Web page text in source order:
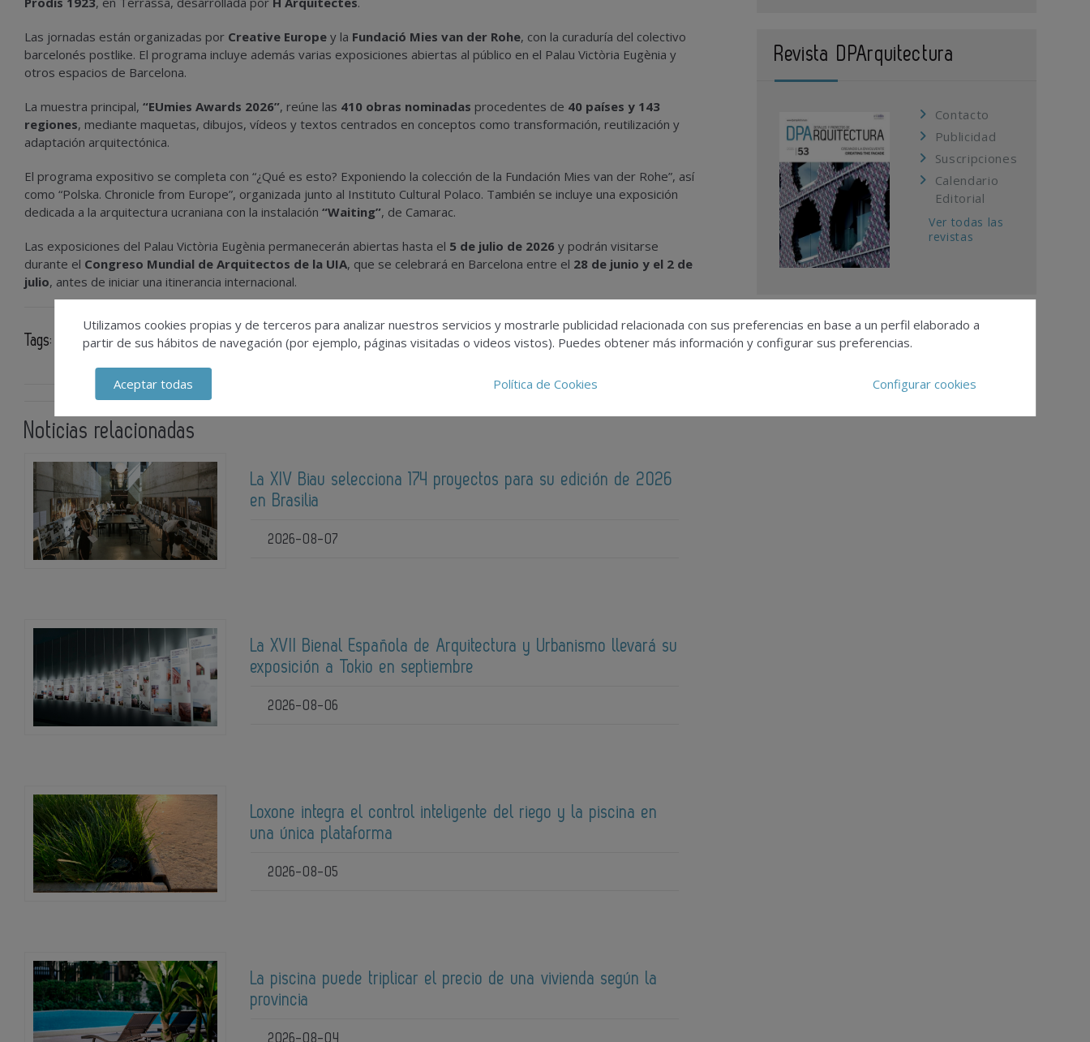
Las jornadas están organizadas por Creative Europe y la Fundació Mies van der Rohe, con la curaduría del colectivo
barcelonés postlike. El programa incluye además varias exposiciones abiertas al público en el Palau Victòria Eugènia y
otros espacios de Barcelona.
La muestra principal, “EUmies Awards 2026”, reúne las 410 obras nominadas procedentes de 40 países y 143
regiones, mediante maquetas, dibujos, vídeos y textos centrados en conceptos como transformación, reutilización y
adaptación arquitectónica.
El programa expositivo se completa con “¿Qué es esto? Exponiendo la colección de la Fundación Mies van der Rohe”, así
como “Polska. Chronicle from Europe”, organizada junto al Instituto Cultural Polaco. También se incluye una exposición
dedicada a la arquitectura ucraniana con la instalación “Waiting”, de Camarac.
Las exposiciones del Palau Victòria Eugènia permanecerán abiertas hasta el 5 de julio de 2026 y podrán visitarse
durante el Congreso Mundial de Arquitectos de la UIA, que se celebrará en Barcelona entre el 28 de junio y el 2 de
julio, antes de iniciar una itinerancia internacional.
Tags: Premios y Galardones
Noticias relacionadas
La XIV Biau selecciona 174 proyectos para su edición de 2026
en Brasilia
2026-08-07
La XVII Bienal Española de Arquitectura y Urbanismo llevará su
exposición a Tokio en septiembre
2026-08-06
Loxone integra el control inteligente del riego y la piscina en
una única plataforma
2026-08-05
La piscina puede triplicar el precio de una vivienda según la
provincia
2026-08-04
Revista DPArquitectura
Contacto
Publicidad
Suscripciones
Calendario
Editorial
Ver todas las
revistas
Utilizamos cookies propias y de terceros para analizar nuestros servicios y mostrarle publicidad relacionada con sus preferencias en base a un perfil elaborado a
partir de sus hábitos de navegación (por ejemplo, páginas visitadas o videos vistos). Puedes obtener más información y configurar sus preferencias.
Aceptar todas Política de Cookies Configurar cookies